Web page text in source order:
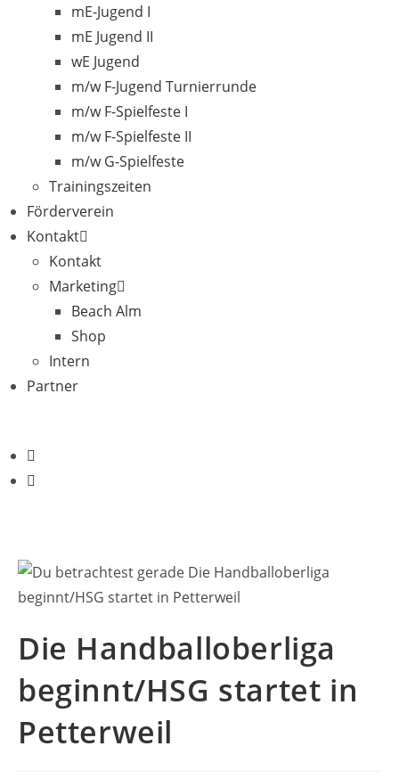
mE-Jugend I
mE Jugend II
wE Jugend
m/w F-Jugend Turnierrunde
m/w F-Spielfeste I
m/w F-Spielfeste II
m/w G-Spielfeste
Trainingszeiten
Förderverein
Kontakt
Kontakt
Marketing
Beach Alm
Shop
Intern
Partner
Die Handballoberliga
beginnt/HSG startet in
Petterweil